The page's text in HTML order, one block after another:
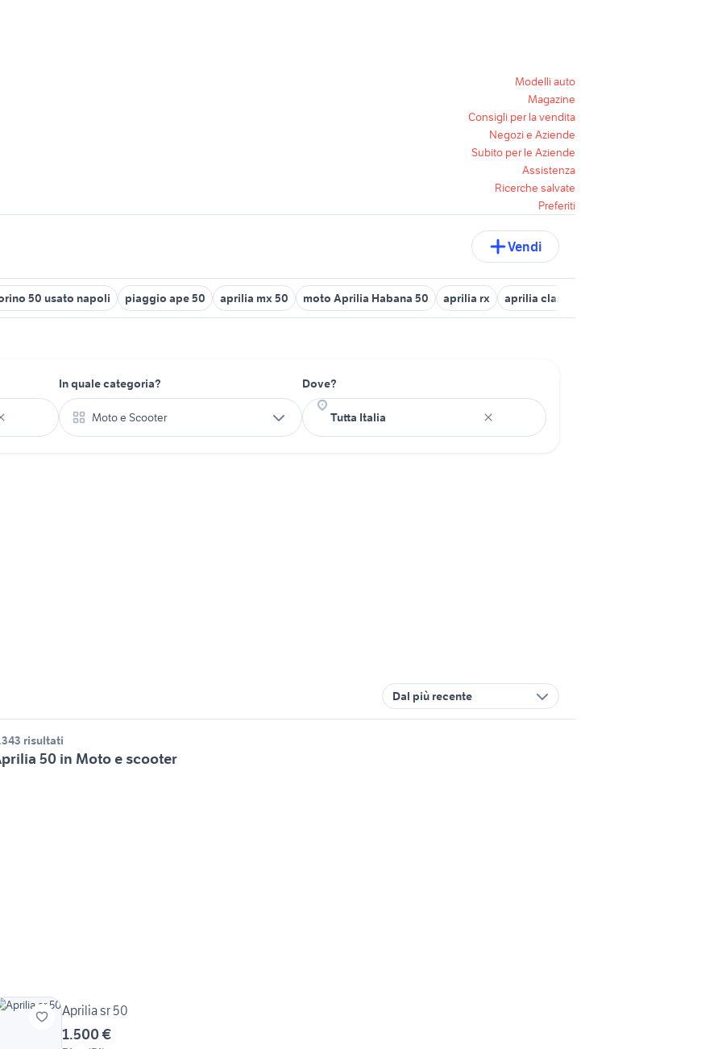
Modelli auto
Magazine
Consigli per la vendita
Negozi e Aziende
Subito per le Aziende
Assistenza
Ricerche salvate
Preferiti
Vendi
50 usato napoli piaggio ape 50 aprilia mx 50 moto Aprilia Habana 50 aprilia rx aprilia classic 50 moto
In quale categoria?
Moto e Scooter
Dove?
Dal più recente
risultati
50 in Moto e scooter
Aprilia sr 50
1.500 €